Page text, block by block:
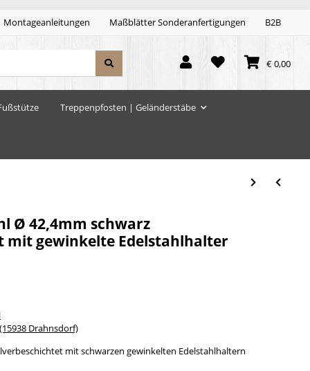
Montageanleitungen Maßblätter Sonderanfertigungen B2B
€ 0,00
Treppenpfosten | Geländerstäbe
Ø 42,4mm schwarz
mit gewinkelte Edelstahlhalter
Drahnsdorf)
mit schwarzen gewinkelten Edelstahlhaltern